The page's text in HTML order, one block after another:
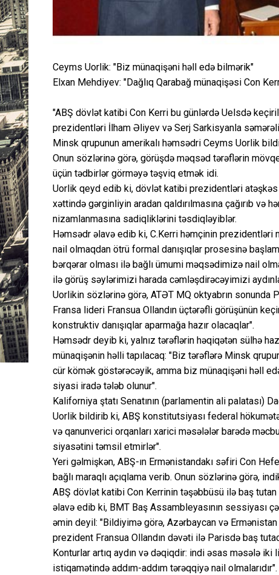
Ceyms Uorlik: "Biz münaqişəni həll edə bilmərik"
Elxan Mehdiyev: "Dağlıq Qarabağ münaqişəsi Con
"ABŞ dövlət katibi Con Kerri bu günlərdə Uelsdə
prezidentləri İlham Əliyev və Serj Sarkisyanla
Minsk qrupunun amerikalı həmsədri Ceyms Uorlik
Onun sözlərinə görə, görüşdə məqsəd tərəflərin
üçün tədbirlər görməyə təşviq etmək idi.
Uorlik qeyd edib ki, dövlət katibi prezidentləri atəşkəs
xəttində gərginliyin aradan qaldırılmasına çağırıb
nizamlanmasına sadiqliklərini təsdiqləyiblər.
Həmsədr əlavə edib ki, C.Kerri həmçinin prezidentləri
nail olmaqdan ötrü formal danışıqlar prosesinə
bərqərar olması ilə bağlı ümumi məqsədimizə nail
ilə görüş səylərimizi harada cəmləşdirəcəyimizi
Uorlikin sözlərinə görə, ATƏT MQ oktyabrın
Fransa lideri Fransua Ollandın üçtərəfli görüşünün
konstruktiv danışıqlar aparmağa hazır olacaqlar".
Həmsədr deyib ki, yalnız tərəflərin həqiqətən sülhə
münaqişənin həlli tapılacaq: "Biz tərəflərə Minsk
cür kömək göstərəcəyik, amma biz münaqişəni həll
siyasi iradə tələb olunur".
Kaliforniya ştatı Senatının (parlamentin ali palatası)
Uorlik bildirib ki, ABŞ konstitutsiyası federal
və qanunverici orqanları xarici məsələlər barədə
siyasətini təmsil etmirlər".
Yeri gəlmişkən, ABŞ-ın Ermənistandakı səfiri Con
bağlı maraqlı açıqlama verib. Onun sözlərinə görə,
ABŞ dövlət katibi Con Kerrinin təşəbbüsü ilə baş
əlavə edib ki, BMT Baş Assambleyasının sessiyası
əmin deyil: "Bildiyimə görə, Azərbaycan və
prezident Fransua Ollandın dəvəti ilə Parisdə baş
Konturlar artıq aydın və dəqiqdir: indi əsas məsələ
istiqamətində addım-addım tərəqqiyə nail olmalarıdır".